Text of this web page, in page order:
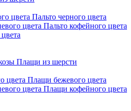
цвета Пальто черного цвета
цвета Пальто кофейного цвета
Плащи из шерсти
цвета Плащи бежевого цвета
цвета Плащи кофейного цвета